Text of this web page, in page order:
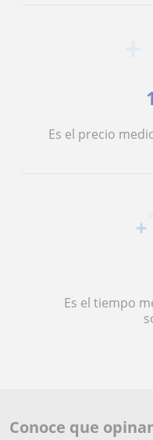
Es el precio
Es el tiempo
Conoce que